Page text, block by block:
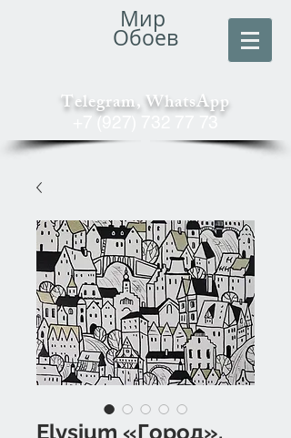
Мир
Обоев
Telegram, WhatsApp
+7 (927) 732 77 73
Elysium «Город».